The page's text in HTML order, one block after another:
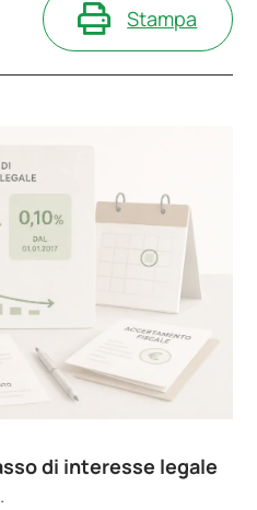
Stampa
di interesse legale
.